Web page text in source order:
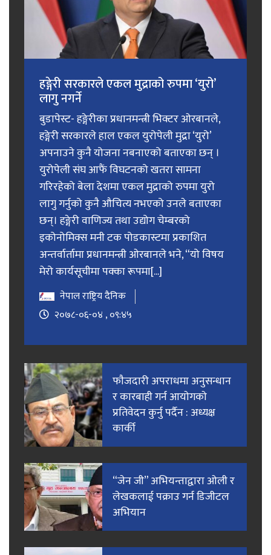
हङ्गेरी सरकारले एकल मुद्राको रुपमा ‘युरो’
लागु नगर्ने
बुडापेस्ट- हङ्गेरीका प्रधानमन्त्री भिक्टर ओरबानले,
हङ्गेरी सरकारले हाल एकल युरोपेली मुद्रा ‘युरो’
अपनाउने कुनै योजना नबनाएको बताएका छन् ।
युरोपेली संघ आफैं विघटनको खतरा सामना
गरिरहेको बेला देशमा एकल मुद्राको रुपमा युरो
लागु गर्नुको कुनै औचित्य नभएको उनले बताएका
छन्। हङ्गेरी वाणिज्य तथा उद्योग चेम्बरको
इकोनोमिक्स मनी टक पोडकास्टमा प्रकाशित
अन्तर्वार्तामा प्रधानमन्त्री ओरबानले भने, “यो विषय
मेरो कार्यसूचीमा पक्का रूपमा[...]
नेपाल राष्ट्रिय दैनिक
२०७८-०६-०४ , ०९:४५
फाैजदारी अपराधमा अनुसन्धान
र कारबाही गर्न आयाेगकाे
प्रतिवेदन कुर्नु पर्दैन : अध्यक्ष
कार्की
“जेन जी” अभियन्ताद्वारा ओली र
लेखकलाई पक्राउ गर्न डिजीटल
अभियान